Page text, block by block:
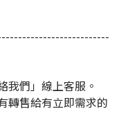
我們」線上客服。
轉售給有立即需求的